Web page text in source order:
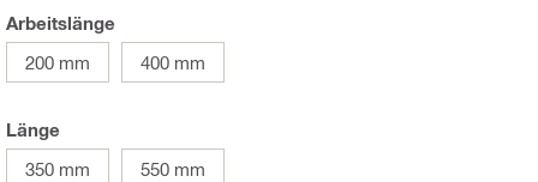
Arbeitslänge
200 mm
400 mm
Länge
350 mm
550 mm